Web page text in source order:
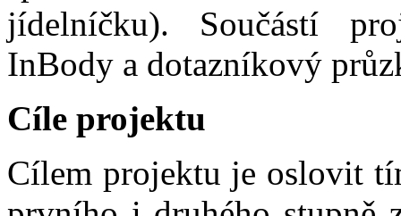
jídelníčku). Součástí
InBody a dotazníkový
Cíle projektu
Cílem projektu je oslovit